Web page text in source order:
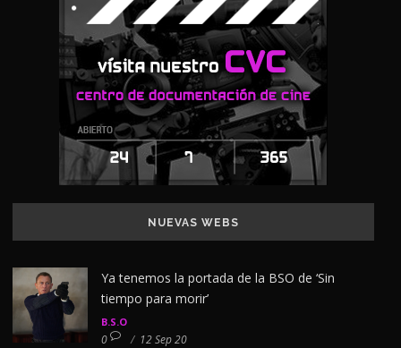
NUEVAS WEBS
Ya tenemos la portada de la BSO de ‘Sin
tiempo para morir’
B.S.O
0 / 12 Sep 20